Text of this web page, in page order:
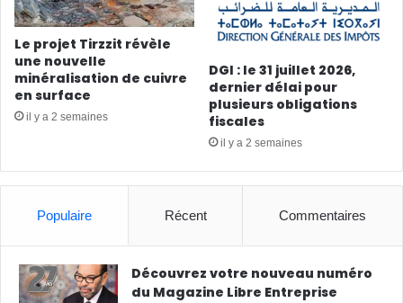
Le projet Tirzzit révèle
une nouvelle
minéralisation de cuivre
en surface
il y a 2 semaines
DGI : le 31 juillet 2026,
dernier délai pour
plusieurs obligations
fiscales
il y a 2 semaines
Populaire Récent Commentaires
Découvrez votre nouveau numéro
du Magazine Libre Entreprise